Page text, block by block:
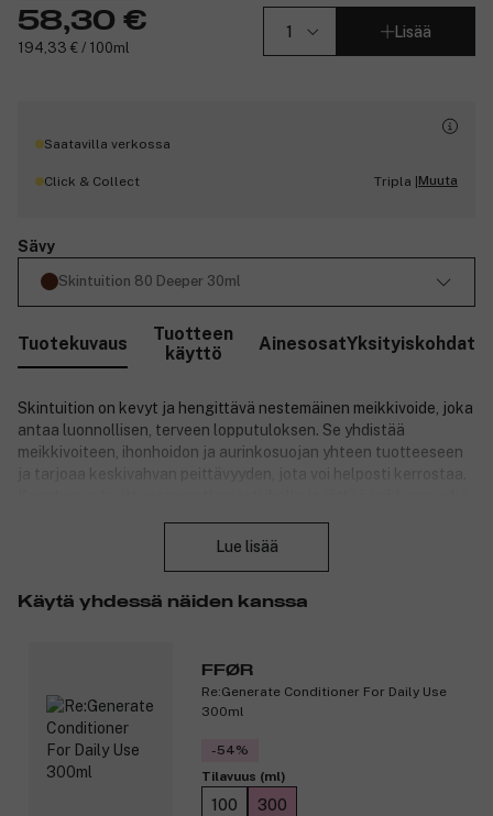
58,30 €
194,33 € / 100ml
Lisää
Saatavilla verkossa
Click & Collect Tripla |Muuta
Sävy
Skintuition 80 Deeper 30ml
Tuotekuvaus
Tuotteen
käyttö
AinesosatYksityiskohdat
Skintuition on kevyt ja hengittävä nestemäinen meikkivoide, joka
antaa luonnollisen, terveen lopputuloksen. Se yhdistää
meikkivoiteen, ihonhoidon ja aurinkosuojan yhteen tuotteeseen
ja tarjoaa keskivahvan peittävyyden, jota voi helposti kerrostaa.
juonteiden ja epätasaisen ihon rakenteen näkyvyyttä. Tuote
täyteläisen ja kosteutetun. Supermat-kompleksi ravitsee ihoa, ja
The Skincare Foundation laajakirjoisena päivittäisenä
aurinkosuojana.
Tuotenumero:3329739
Lue lisää
Käytä yhdessä näiden kanssa
FFØR
Re:Generate Conditioner For Daily Use
300ml
-54%
Tilavuus (ml)
100 300